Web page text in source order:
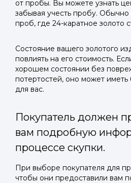
от пробы. Вы можете узнать
забывая учесть пробу. Обычно
проб, где 24-каратное золото
Состояние вашего золотого
повлиять на его стоимость.
хорошем состоянии без
потертостей, оно может
для вас.
Покупатель должен
вам подробную
процессе скупки.
При выборе покупателя для
чтобы они предоставили вам